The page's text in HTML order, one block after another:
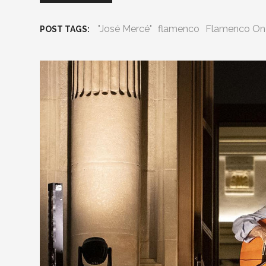
POST TAGS: "José Mercé" flamenco Flamenco